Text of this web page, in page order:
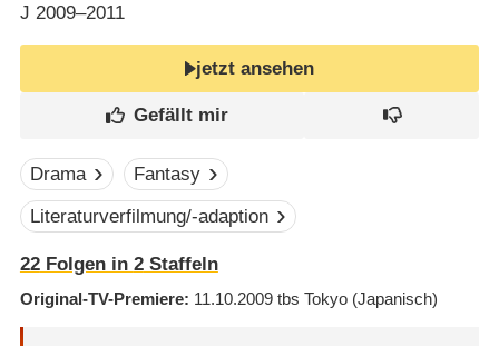
J 2009–2011
jetzt ansehen
Drama
Fantasy
Literaturverfilmung/-adaption
22Folgen in 2Staffeln
Original-TV-Premiere 11.10.2009 tbs Tokyo (Japanisch)